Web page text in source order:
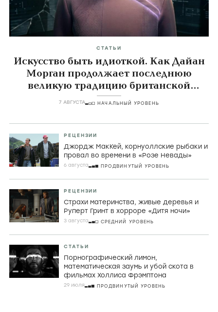
СТАТЬИ
Искусство быть идиоткой. Как Дайан
Морган продолжает последнюю
великую традицию британской
комедии
7 АВГУСТА НАЧАЛЬНЫЙ УРОВЕНЬ
РЕЦЕНЗИИ
Джордж МакКей, корнуоллские рыбаки и
провал во времени в «Розе Невады»
6 августа ПРОДВИНУТЫЙ УРОВЕНЬ
РЕЦЕНЗИИ
Страхи материнства, живые деревья и
Руперт Гринт в хорроре «Дитя ночи»
3 августа СРЕДНИЙ УРОВЕНЬ
СТАТЬИ
Порнографический лимон,
математическая заумь и убой скота в
фильмах Холлиса Фрэмптона
29 июля ПРОДВИНУТЫЙ УРОВЕНЬ